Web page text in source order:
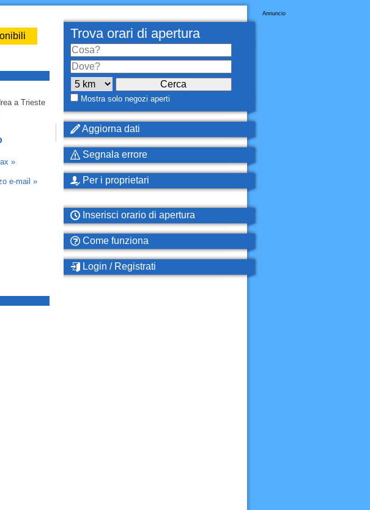
a Trieste
»
e-mail »
Annuncio
Trova orari di apertura
Mostra solo negozi aperti
Aggiorna dati
Segnala errore
Per i proprietari
Inserisci orario di apertura
Come funziona
Login / Registrati